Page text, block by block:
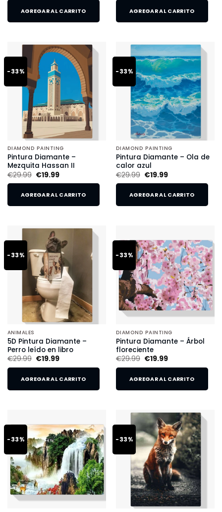
AGREGAR AL CARRITO AGREGAR AL CARRITO
-33%
DIAMOND PAINTING
Pintura Diamante –
Mezquita Hassan II
€29.99 €19.99
AGREGAR AL CARRITO
-33%
DIAMOND PAINTING
Pintura Diamante – Ola de
calor azul
€29.99 €19.99
AGREGAR AL CARRITO
-33%
ANIMALES
5D Pintura Diamante –
Perro leído en libro
€29.99 €19.99
AGREGAR AL CARRITO
-33%
DIAMOND PAINTING
Pintura Diamante – Árbol
floreciente
€29.99 €19.99
AGREGAR AL CARRITO
-33% -33%